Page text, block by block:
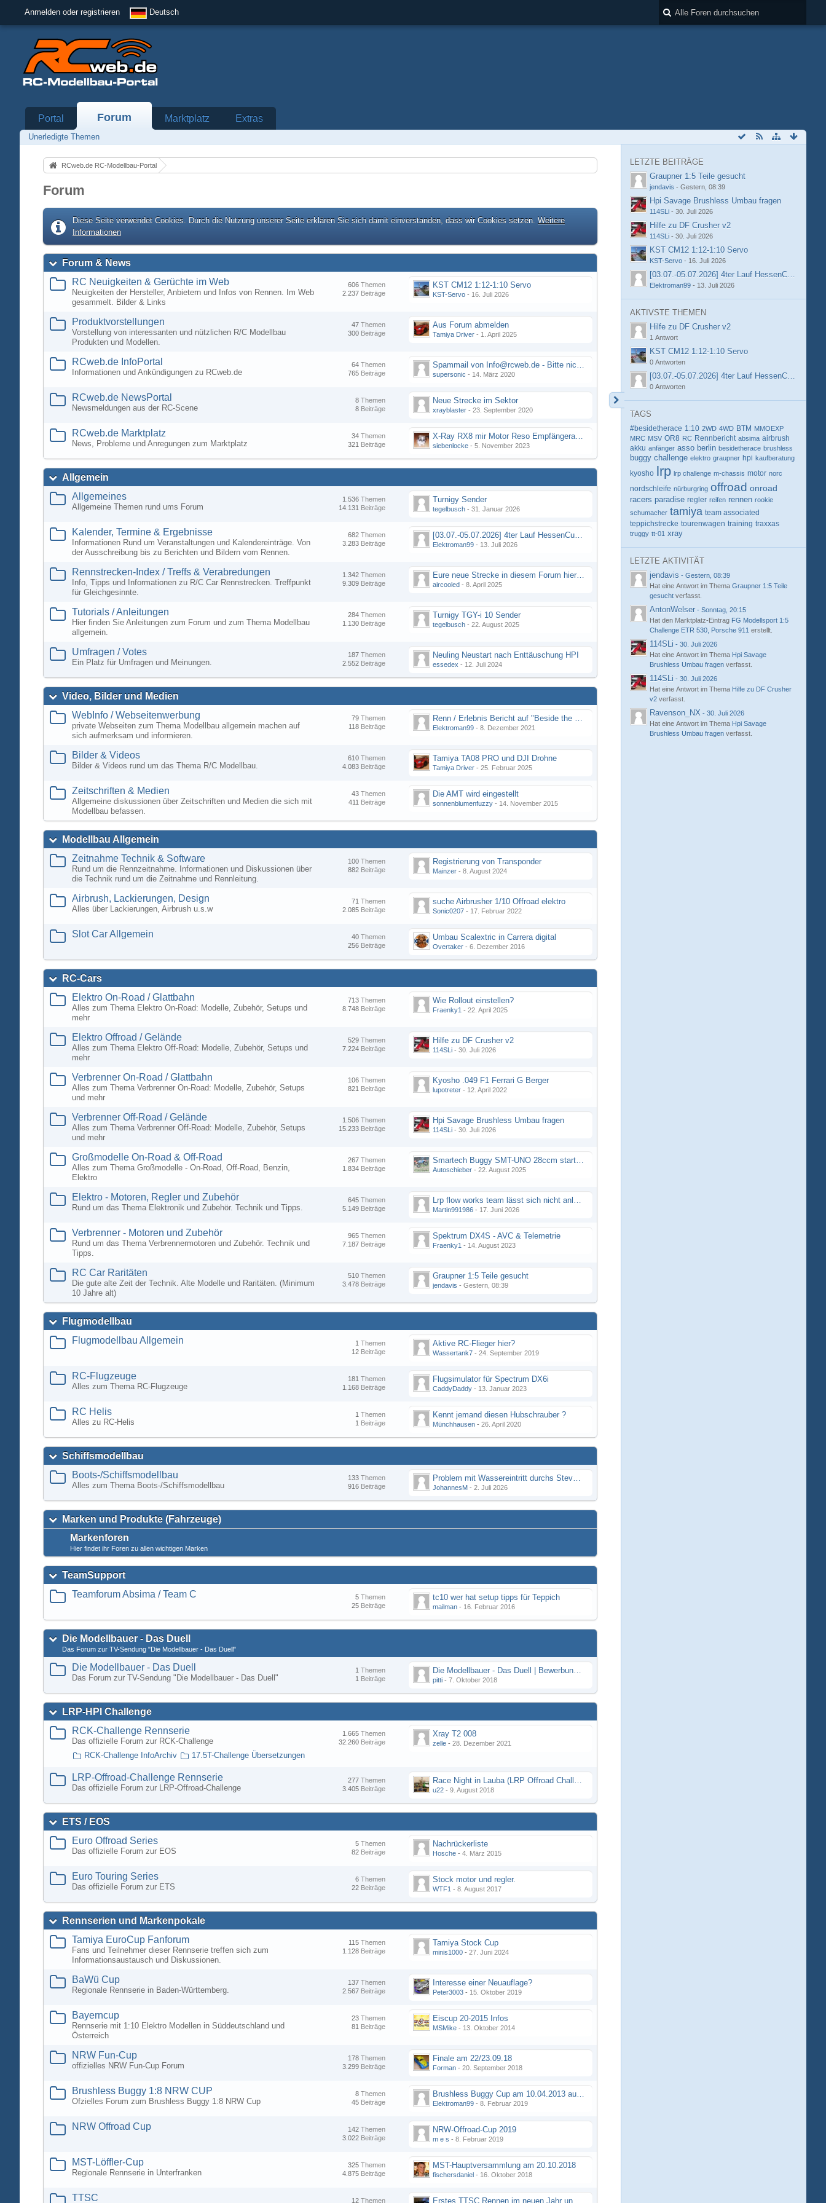
Anmelden oder registrieren Deutsch
Portal Forum Marktplatz Extras
Unerledigte Themen
RCweb.de RC-Modellbau-Portal
Forum
Diese Seite verwendet Cookies. Durch die Nutzung unserer Seite erklären Sie sich damit einverstanden, dass wir Cookies setzen. Weitere
Informationen
Forum & News
RC Neuigkeiten & Gerüchte im Web
Neuigkeiten der Hersteller, Anbietern und Infos von Rennen. Im Web
gesammelt. Bilder & Links
Themen
606
Beiträge
2.237
KST CM12 1:12-1:10 Servo
KST-Servo - 16. Juli 2026
Produktvorstellungen
Vorstellung von interessanten und nützlichen R/C Modellbau
Produkten und Modellen.
Themen
47
Beiträge
300
Aus Forum abmelden
Tamiya Driver - 1. April 2025
RCweb.de InfoPortal
Informationen und Ankündigungen zu RCweb.de
Themen
64
Beiträge
765
Spammail von Info@rcweb.de - Bitte nicht auf den Link klicken
supersonic - 14. März 2020
RCweb.de NewsPortal
Newsmeldungen aus der RC-Scene
Themen
8
Beiträge
8
Neue Strecke im Sektor
xrayblaster - 23. September 2020
RCweb.de Marktplatz
News, Probleme und Anregungen zum Marktplatz
Themen
34
Beiträge
321
X-Ray RX8 mir Motor Reso Empfängerakku
siebenlocke - 5. November 2023
Allgemein
Allgemeines
Allgemeine Themen rund ums Forum
Themen
1.536
Beiträge
14.131
Turnigy Sender
tegelbusch - 31. Januar 2026
Kalender, Termine & Ergebnisse
Informationen Rund um Veranstaltungen und Kalendereinträge. Von
der Ausschreibung bis zu Berichten und Bildern vom Rennen.
Themen
682
Beiträge
3.283
[03.07.-05.07.2026] 4ter Lauf HessenCup OR8 / OR8E 2026 beim MSV Linsengericht e.V.
Elektroman99 - 13. Juli 2026
Rennstrecken-Index / Treffs & Verabredungen
Info, Tipps und Informationen zu R/C Car Rennstrecken. Treffpunkt
für Gleichgesinnte.
Themen
1.342
Beiträge
9.309
Eure neue Strecke in diesem Forum hier posten
aircooled - 8. April 2025
Tutorials / Anleitungen
Hier finden Sie Anleitungen zum Forum und zum Thema Modellbau
allgemein.
Themen
284
Beiträge
1.130
Turnigy TGY-i 10 Sender
tegelbusch - 22. August 2025
Umfragen / Votes
Ein Platz für Umfragen und Meinungen.
Themen
187
Beiträge
2.552
Neuling Neustart nach Enttäuschung HPI
essedex - 12. Juli 2024
Video, Bilder und Medien
WebInfo / Webseitenwerbung
private Webseiten zum Thema Modellbau allgemein machen auf
sich aufmerksam und informieren.
Themen
79
Beiträge
118
Renn / Erlebnis Bericht auf "Beside the Race"
Elektroman99 - 8. Dezember 2021
Bilder & Videos
Bilder & Videos rund um das Thema R/C Modellbau.
Themen
610
Beiträge
4.083
Tamiya TA08 PRO und DJI Drohne
Tamiya Driver - 25. Februar 2025
Zeitschriften & Medien
Allgemeine diskussionen über Zeitschriften und Medien die sich mit
Modellbau befassen.
Themen
43
Beiträge
411
Die AMT wird eingestellt
sonnenblumenfuzzy - 14. November 2015
Modellbau Allgemein
Zeitnahme Technik & Software
Rund um die Rennzeitnahme. Informationen und Diskussionen über
die Technik rund um die Zeitnahme und Rennleitung.
Themen
100
Beiträge
882
Registrierung von Transponder
Mainzer - 8. August 2024
Airbrush, Lackierungen, Design
Alles über Lackierungen, Airbrush u.s.w
Themen
71
Beiträge
2.085
suche Airbrusher 1/10 Offroad elektro
Sonic0207 - 17. Februar 2022
Slot Car Allgemein Themen
40
Beiträge
256
Umbau Scalextric in Carrera digital
Overtaker - 6. Dezember 2016
RC-Cars
Elektro On-Road / Glattbahn
Alles zum Thema Elektro On-Road: Modelle, Zubehör, Setups und
mehr
Themen
713
Beiträge
8.748
Wie Rollout einstellen?
Fraenky1 - 22. April 2025
Elektro Offroad / Gelände
Alles zum Thema Elektro Off-Road: Modelle, Zubehör, Setups und
mehr
Themen
529
Beiträge
7.224
Hilfe zu DF Crusher v2
114SLi - 30. Juli 2026
Verbrenner On-Road / Glattbahn
Alles zum Thema Verbrenner On-Road: Modelle, Zubehör, Setups
und mehr
Themen
106
Beiträge
821
Kyosho .049 F1 Ferrari G Berger
lupotreter - 12. April 2022
Verbrenner Off-Road / Gelände
Alles zum Thema Verbrenner Off-Road: Modelle, Zubehör, Setups
und mehr
Themen
1.506
Beiträge
15.233
Hpi Savage Brushless Umbau fragen
114SLi - 30. Juli 2026
Großmodelle On-Road & Off-Road
Alles zum Thema Großmodelle - On-Road, Off-Road, Benzin,
Elektro
Themen
267
Beiträge
1.834
Smartech Buggy SMT-UNO 28ccm startet nicht
Autoschieber - 22. August 2025
Elektro - Motoren, Regler und Zubehör
Rund um das Thema Elektronik und Zubehör. Technik und Tipps.
Themen
645
Beiträge
5.149
Lrp flow works team lässt sich nicht anlernen
Martin991986 - 17. Juni 2026
Verbrenner - Motoren und Zubehör
Rund um das Thema Verbrennermotoren und Zubehör. Technik und
Tipps.
Themen
965
Beiträge
7.187
Spektrum DX4S - AVC & Telemetrie
Fraenky1 - 14. August 2023
RC Car Raritäten
Die gute alte Zeit der Technik. Alte Modelle und Raritäten. (Minimum
10 Jahre alt)
Themen
510
Beiträge
3.478
Graupner 1:5 Teile gesucht
jendavis - Gestern, 08:39
Flugmodellbau
Flugmodellbau Allgemein
Themen
1
Beiträge
12
Aktive RC-Flieger hier?
Wassertank7 - 24. September 2019
RC-Flugzeuge
Alles zum Thema RC-Flugzeuge
Themen
181
Beiträge
1.168
Flugsimulator für Spectrum DX6i
CaddyDaddy - 13. Januar 2023
RC Helis
Alles zu RC-Helis
Themen
1
Beiträge
1
Kennt jemand diesen Hubschrauber ?
Münchhausen - 26. April 2020
Schiffsmodellbau
Boots-/Schiffsmodellbau
Alles zum Thema Boots-/Schiffsmodellbau
Themen
133
Beiträge
916
Problem mit Wassereintritt durchs Stevenrohr beim Rennboot
JohannesM - 2. Juli 2026
Marken und Produkte (Fahrzeuge)
Markenforen
Hier findet ihr Foren zu allen wichtigen Marken
TeamSupport
Teamforum Absima / Team C
Themen
5
Beiträge
25
tc10 wer hat setup tipps für Teppich
mailman - 16. Februar 2016
Die Modellbauer - Das Duell
Das Forum zur TV-Sendung "Die Modellbauer - Das Duell"
Die Modellbauer - Das Duell
Das Forum zur TV-Sendung "Die Modellbauer - Das Duell"
Themen
1
Beiträge
1
Die Modellbauer - Das Duell | Bewerbung für neue Staffel bei DMAX *Werbung*
pitti - 7. Oktober 2018
LRP-HPI Challenge
RCK-Challenge Rennserie
Das offizielle Forum zur RCK-Challenge
Themen
1.665
Beiträge
32.260
Xray T2 008
zelle - 28. Dezember 2021
RCK-Challenge InfoArchiv 17.5T-Challenge Übersetzungen
LRP-Offroad-Challenge Rennserie
Das offizielle Forum zur LRP-Offroad-Challenge
Themen
277
Beiträge
3.405
Race Night in Lauba (LRP Offroad Challenge und freie Klassen) 25/26.08
u22 - 9. August 2018
ETS / EOS
Euro Offroad Series
Das offizielle Forum zur EOS
Themen
5
Beiträge
82
Nachrückerliste
Hosche - 4. März 2015
Euro Touring Series
Das offizielle Forum zur ETS
Themen
6
Beiträge
22
Stock motor und regler.
WTF1 - 8. August 2017
Rennserien und Markenpokale
Tamiya EuroCup Fanforum
Fans und Teilnehmer dieser Rennserie treffen sich zum
Informationsaustausch und Diskussionen.
Themen
115
Beiträge
1.128
Tamiya Stock Cup
minis1000 - 27. Juni 2024
BaWü Cup
Regionale Rennserie in Baden-Württemberg.
Themen
137
Beiträge
2.567
Interesse einer Neuauflage?
Peter3003 - 15. Oktober 2019
Bayerncup
Rennserie mit 1:10 Elektro Modellen in Süddeutschland und
Österreich
Themen
23
Beiträge
81
Eiscup 20-2015 Infos
MSMike - 13. Oktober 2014
NRW Fun-Cup
offizielles NRW Fun-Cup Forum
Themen
178
Beiträge
3.299
Finale am 22/23.09.18
Forman - 20. September 2018
Brushless Buggy 1:8 NRW CUP
Ofzielles Forum zum Brushless Buggy 1:8 NRW Cup
Themen
8
Beiträge
45
Brushless Buggy Cup am 10.04.2013 auf der Intermodellbau in Dortmund
Elektroman99 - 8. Februar 2019
NRW Offroad Cup Themen
142
Beiträge
3.022
NRW-Offroad-Cup 2019
m e s - 8. Februar 2019
MST-Löffler-Cup
Regionale Rennserie in Unterfranken
Themen
325
Beiträge
4.875
MST-Hauptversammlung am 20.10.2018
fischersdaniel - 16. Oktober 2018
TTSC Themen
12
LETZTE BEITRÄGE
Graupner 1:5 Teile gesucht
jendavis - Gestern, 08:39
Hpi Savage Brushless Umbau fragen
114SLi - 30. Juli 2026
Hilfe zu DF Crusher v2
114SLi - 30. Juli 2026
KST CM12 1:12-1:10 Servo
KST-Servo - 16. Juli 2026
[03.07.-05.07.2026] 4ter Lauf HessenCup OR8 /
Elektroman99 - 13. Juli 2026
AKTIVSTE THEMEN
Hilfe zu DF Crusher v2
1 Antwort
KST CM12 1:12-1:10 Servo
0 Antworten
[03.07.-05.07.2026] 4ter Lauf HessenCup OR8 /
0 Antworten
TAGS
#besidetherace 1:10 2WD 4WD BTM MMOEXP
MRC MSV OR8 RC Rennbericht absima airbrush
akku anfänger asso berlin besidetherace brushless
buggy challenge elektro graupner hpi kaufberatung
kyosho lrp lrp challenge m-chassis motor norc
nordschleife nürburgring offroad onroad
racers paradise regler reifen rennen rookie
schumacher tamiya team associated
teppichstrecke tourenwagen training traxxas
truggy tt-01 xray
LETZTE AKTIVITÄT
jendavis - Gestern, 08:39
Hat eine Antwort im Thema Graupner 1:5 Teile
gesucht verfasst.
AntonWelser - Sonntag, 20:15
Hat den Marktplatz-Eintrag FG Modellsport 1:5
Challenge ETR 530, Porsche 911 erstellt.
114SLi - 30. Juli 2026
Hat eine Antwort im Thema Hpi Savage
Brushless Umbau fragen verfasst.
114SLi - 30. Juli 2026
Hat eine Antwort im Thema Hilfe zu DF Crusher
v2 verfasst.
Ravenson_NX - 30. Juli 2026
Hat eine Antwort im Thema Hpi Savage
Brushless Umbau fragen verfasst.